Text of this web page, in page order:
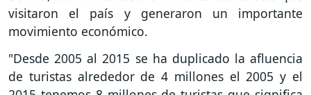
visitaron el país y generaron un importante
movimiento económico.
"Desde 2005 al 2015 se ha duplicado la afluencia
de turistas alrededor de 4 millones el 2005 y el